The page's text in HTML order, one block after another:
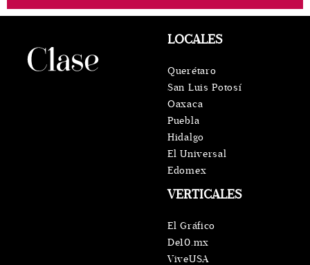
VERTICALES
El Gráfico
De10.mx
ViveUSA
LOCALES
Querétaro
San Luis Potosí
Oaxaca
Puebla
Hidalgo
El Universal
Edomex